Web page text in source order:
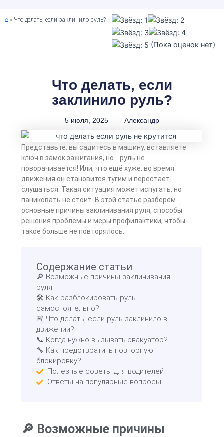
⌂ » Что делать, если заклинило руль?
(Пока оценок нет)
Что делать, если
заклинило руль?
5 июля, 2025 Александр
Представьте: вы садитесь в машину, вставляете
ключ в замок зажигания, но… руль не
поворачивается! Или, что ещё хуже, во время
движения он становится тугим и перестаёт
слушаться. Такая ситуация может испугать, но
паниковать не стоит. В этой статье разберём
основные причины заклинивания руля, способы
решения проблемы и меры профилактики, чтобы
такое больше не повторялось.
Содержание статьи
🔎 Возможные причины заклинивания
руля
🛠 Как разблокировать руль
самостоятельно?
🚨 Что делать, если руль заклинило в
движении?
📞 Когда нужно вызывать эвакуатор?
🔧 Как предотвратить повторную
блокировку?
Полезные советы для водителей
Ответы на популярные вопросы
🔎 Возможные причины